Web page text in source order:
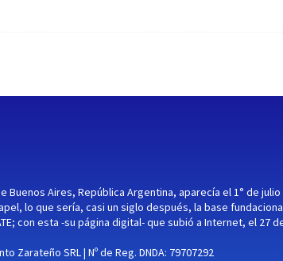
Buenos Aires, República Argentina, aparecía el 1° de
lo que sería, casi un siglo después, la base
con esta -su página digital- que subió a Internet, el 27
Zarateño SRL | Nº de Reg. DNDA: 79707292